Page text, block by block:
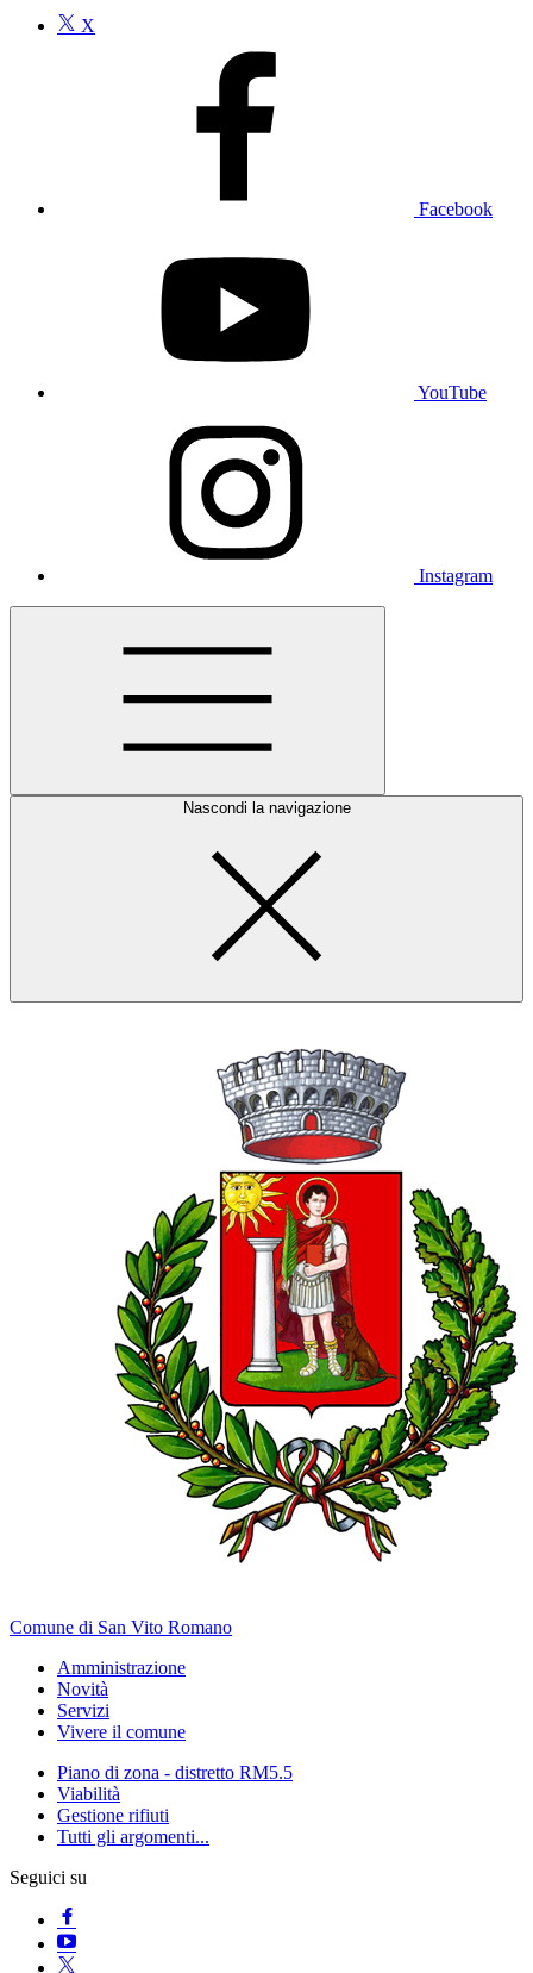
X
Facebook
YouTube
Instagram
Nascondi la navigazione
Comune di San Vito Romano
Amministrazione
Novità
Servizi
Vivere il comune
Piano di zona - distretto RM5.5
Viabilità
Gestione rifiuti
Tutti gli argomenti...
Seguici su